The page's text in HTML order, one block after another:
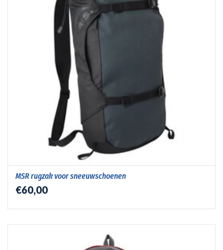
MSR rugzak voor sneeuwschoenen
€60,00